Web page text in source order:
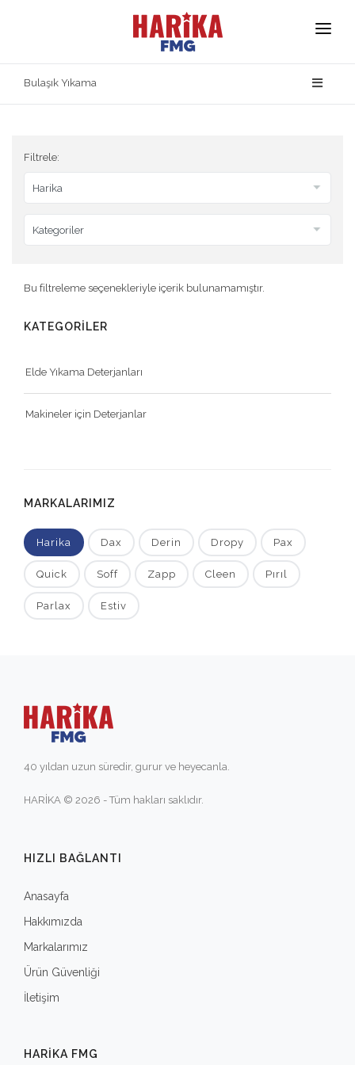
Anasayfa
Ürün Güvenliği
İletişim
Bulaşık Yıkama
Filtrele:
Bu filtreleme seçenekleriyle içerik bulunamamıştır.
KATEGORİLER
Elde Yıkama Deterjanları
Makineler için Deterjanlar
MARKALARIMIZ
Harika Dax Derin Dropy Pax
Quick Soff Zapp Cleen Pırıl
Parlax Estiv
40 yıldan uzun süredir, gurur ve heyecanla.
HARİKA © 2026 - Tüm hakları saklıdır.
HIZLI BAĞLANTI
Anasayfa
Hakkımızda
Markalarımız
Ürün Güvenliği
İletişim
HARIKA FMG